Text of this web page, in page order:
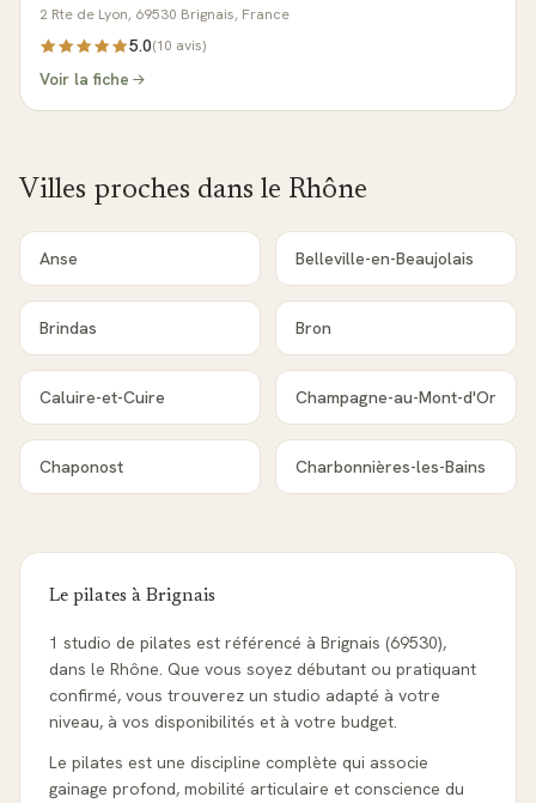
2 Rte de Lyon, 69530 Brignais, France
5.0(10 avis)
Voir la fiche
Villes proches dans le Rhône
Anse Belleville-en-Beaujolais
Brindas Bron
Caluire-et-Cuire Champagne-au-Mont-d'Or
Chaponost Charbonnières-les-Bains
Le pilates à Brignais
1 studio de pilates est référencé à Brignais (69530),
dans le Rhône. Que vous soyez débutant ou pratiquant
confirmé, vous trouverez un studio adapté à votre
niveau, à vos disponibilités et à votre budget.
Le pilates est une discipline complète qui associe
gainage profond, mobilité articulaire et conscience du